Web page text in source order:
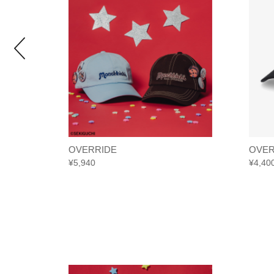
OVERRIDE
¥5,940 ¥